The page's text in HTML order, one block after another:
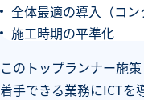
全体最適の導入（コン
施工時期の平準化
このトップランナー施
着手できる業務にICTを